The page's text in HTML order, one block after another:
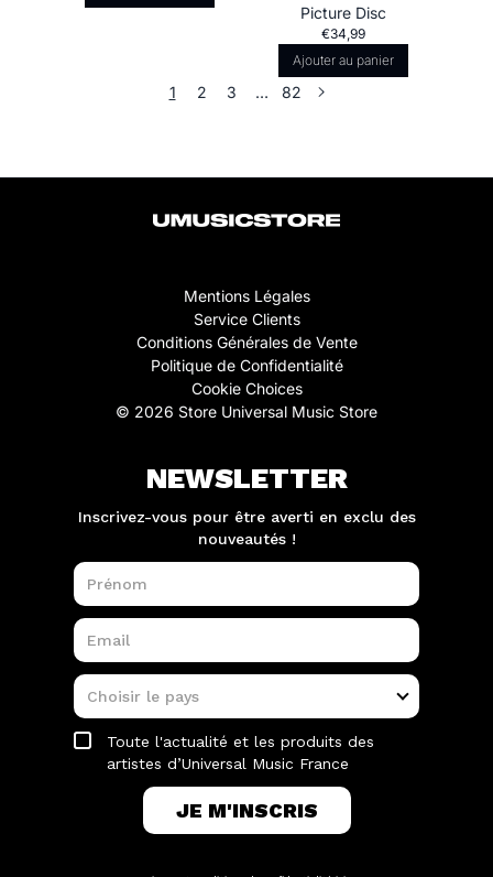
Picture Disc
€34,99
Ajouter au panier
1 2 3 … 82
Mentions Légales
Service Clients
Conditions Générales de Vente
Politique de Confidentialité
Cookie Choices
© 2026 Store Universal Music Store